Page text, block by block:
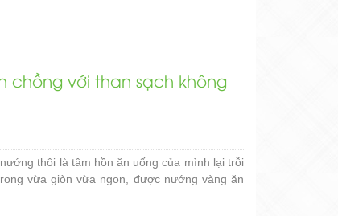
chồng với than sạch không
thôi là tâm hồn ăn uống của mình lại trỗi
vừa giòn vừa ngon, được nướng vàng ăn